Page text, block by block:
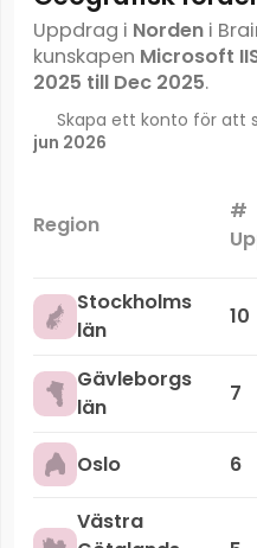
Uppdrag i Nordeni
kunskapen Microsoft
2025 till Dec 2025.
Skapa ett konto för att
jun 2026
Region
#
Stockholms
län
10
Gävleborgs
län
7
Oslo 6
Västra